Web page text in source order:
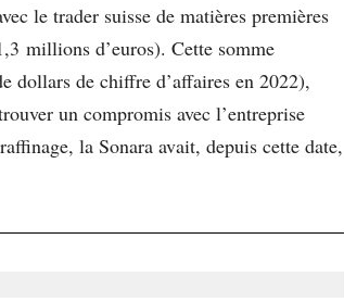
le trader suisse de matières premières
millions d’euros). Cette somme
dollars de chiffre d’affaires en 2022),
un compromis avec l’entreprise
la Sonara avait, depuis cette date,